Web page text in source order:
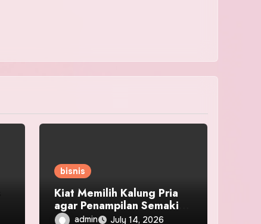
bisnis
Kiat Memilih Kalung Pria
agar Penampilan Semakin
Berkelas
admin July 14, 2026